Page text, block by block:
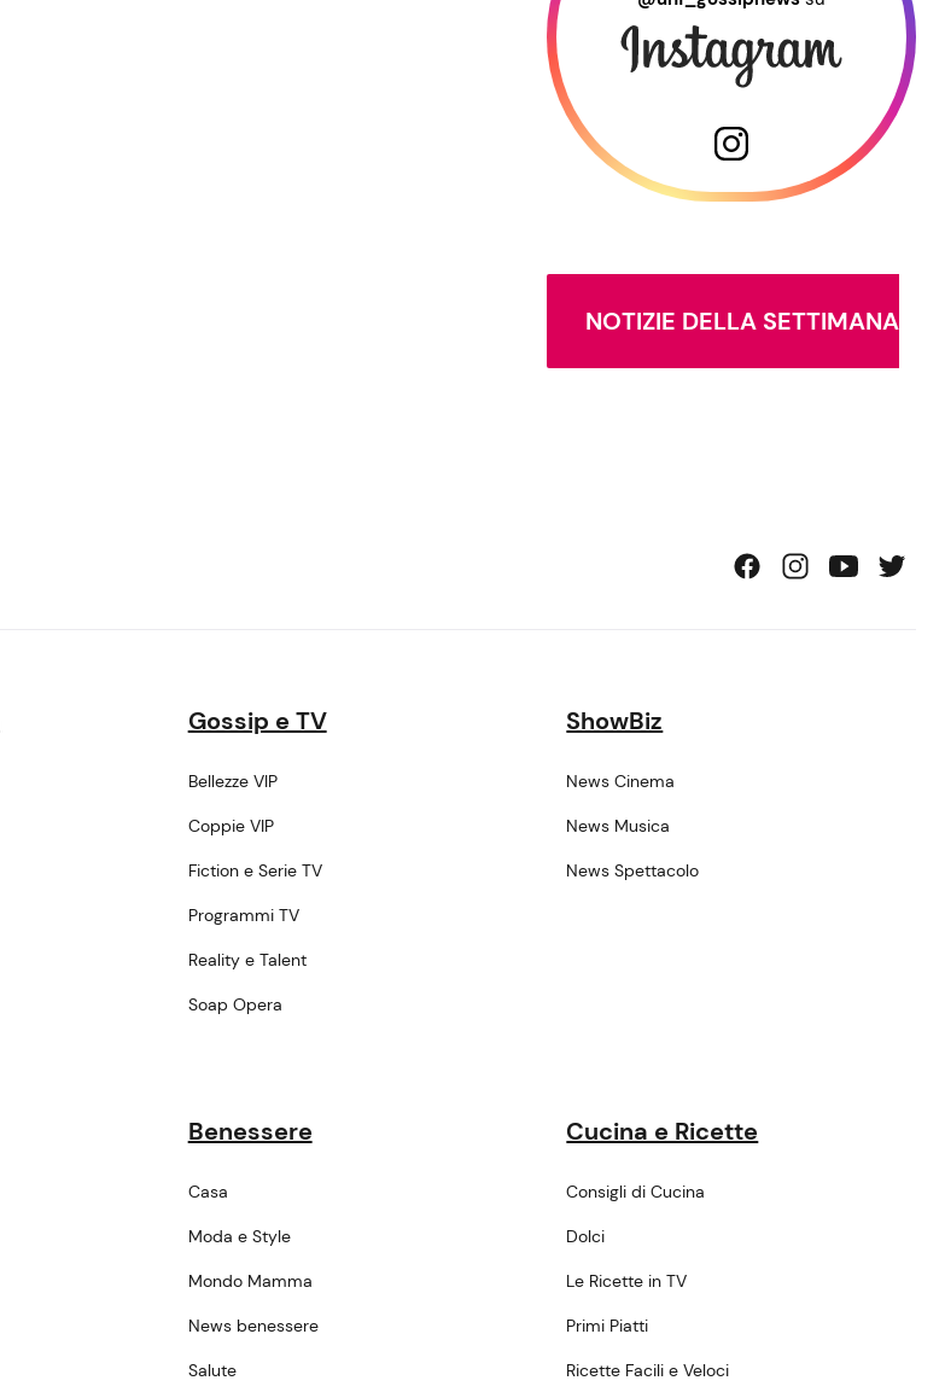
NOTIZIE DELLA SETTIMANA
Gossip e TV
Bellezze VIP
Coppie VIP
Fiction e Serie TV
Programmi TV
Reality e Talent
Soap Opera
ShowBiz
News Cinema
News Musica
News Spettacolo
Benessere
Casa
Moda e Style
Mondo Mamma
News benessere
Salute
Cucina e Ricette
Consigli di Cucina
Dolci
Le Ricette in TV
Primi Piatti
Ricette Facili e Veloci